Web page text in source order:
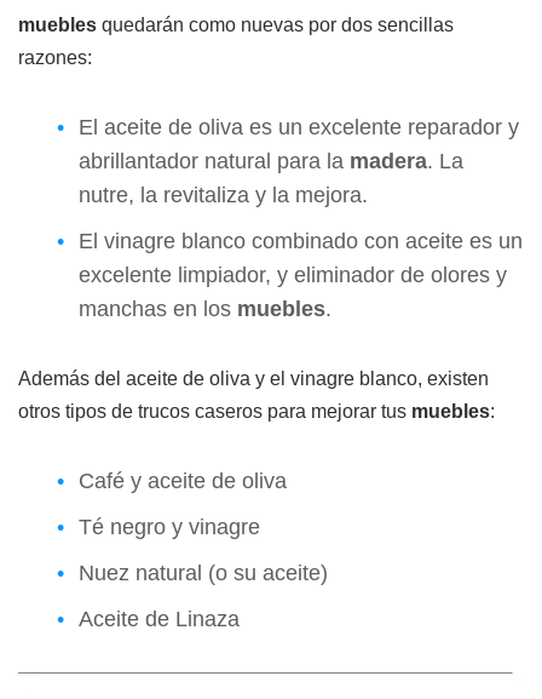
muebles quedarán como nuevas por dos sencillas
razones:
El aceite de oliva es un excelente reparador y
abrillantador natural para la madera. La
nutre, la revitaliza y la mejora.
El vinagre blanco combinado con aceite es un
excelente limpiador, y eliminador de olores y
manchas en los muebles.
Además del aceite de oliva y el vinagre blanco, existen
otros tipos de trucos caseros para mejorar tus muebles:
Café y aceite de oliva
Té negro y vinagre
Nuez natural (o su aceite)
Aceite de Linaza